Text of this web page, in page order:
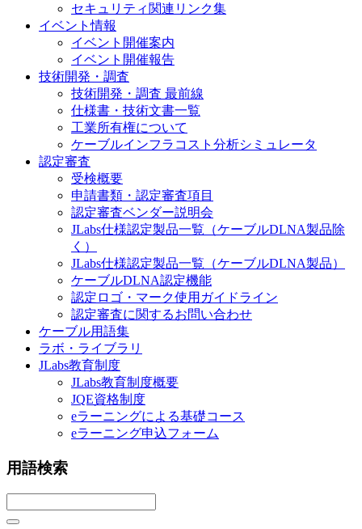
セキュリティ関連リンク集
イベント情報
イベント開催案内
イベント開催報告
技術開発・調査
技術開発・調査 最前線
仕様書・技術文書一覧
工業所有権について
ケーブルインフラコスト分析シミュレータ
認定審査
受検概要
申請書類・認定審査項目
認定審査ベンダー説明会
JLabs仕様認定製品一覧（ケーブルDLNA製品除
く）
JLabs仕様認定製品一覧（ケーブルDLNA製品）
ケーブルDLNA認定機能
認定ロゴ・マーク使用ガイドライン
認定審査に関するお問い合わせ
ケーブル用語集
ラボ・ライブラリ
JLabs教育制度
JLabs教育制度概要
JQE資格制度
eラーニングによる基礎コース
eラーニング申込フォーム
用語検索